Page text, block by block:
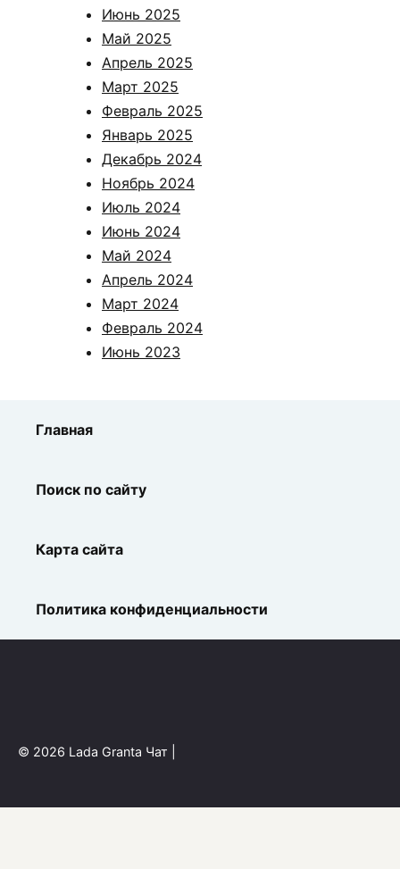
Июнь 2025
Май 2025
Апрель 2025
Март 2025
Февраль 2025
Январь 2025
Декабрь 2024
Ноябрь 2024
Июль 2024
Июнь 2024
Май 2024
Апрель 2024
Март 2024
Февраль 2024
Июнь 2023
Главная
Поиск по сайту
Карта сайта
Политика конфиденциальности
© 2026 Lada Granta Чат |